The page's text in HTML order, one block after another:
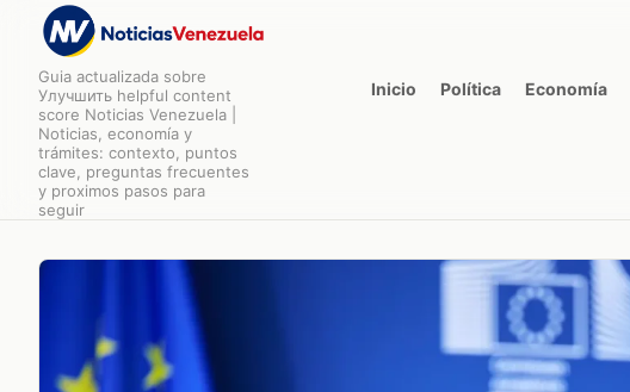
Guia actualizada sobre
Улучшить helpful content
score Noticias Venezuela |
Noticias, economía y
trámites: contexto, puntos
clave, preguntas frecuentes
y proximos pasos para
seguir
Inicio Política Economía